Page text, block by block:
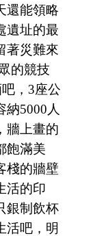
還能領略
遺址的最
著災難來
的競技
，3座公
納5000人
牆上畫的
飽滿美
棧的牆壁
活的印
銀制飲杯
活吧，明